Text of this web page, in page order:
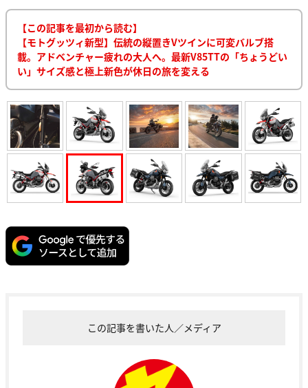
【この記事を最初から読む】
【モトグッツィ新型】伝統の縦置きVツインに可変バルブ搭
載。アドベンチャー疲れの大人へ。最新V85TTの「ちょうどい
い」サイズ感と極上新色が休日の旅を変える
この記事を書いた人／メディア